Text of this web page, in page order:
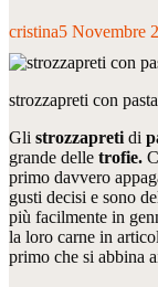
cristina5 Novembre
strozzapreti con
Gli strozzapreti di
grande delle trofie.
primo davvero
gusti decisi e sono
più facilmente in
la loro carne in
primo che si abbina